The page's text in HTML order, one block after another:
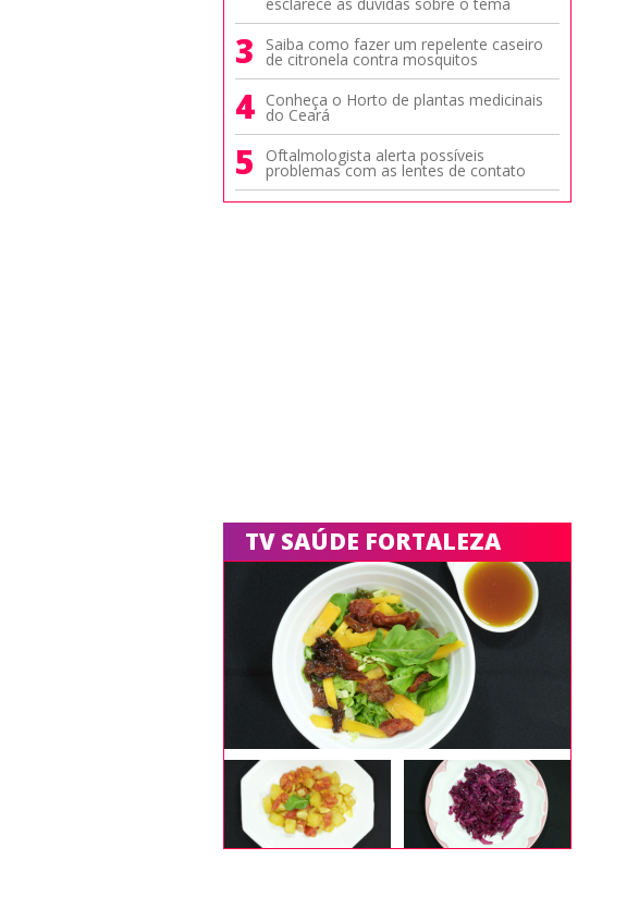
3 Saiba como fazer um repelente caseiro
de citronela contra mosquitos
4 Conheça o Horto de plantas medicinais
do Ceará
5 Oftalmologista alerta possíveis
problemas com as lentes de contato
TV SAÚDE FORTALEZA